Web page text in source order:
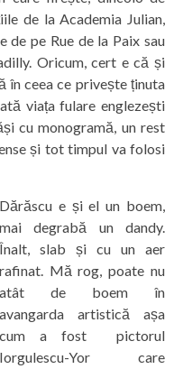
de la Academia Julian,
de pe Rue de la Paix sau
Oricum, cert e că și
în ceea ce privește ținuta
viața fulare englezești
cu monogramă, un rest
și tot timpul va folosi
Dărăscu e și el un boem,
mai degrabă un dandy.
Înalt, slab și cu un aer
rafinat. Mă rog, poate nu
atât de boem în
avangarda artistică așa
cum a fost pictorul
Iorgulescu-Yor care